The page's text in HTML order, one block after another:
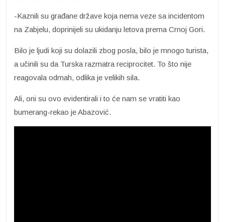
-Kaznili su građane države koja nema veze sa incidentom
na Zabjelu, doprinijeli su ukidanju letova prema Crnoj Gori.
Bilo je ljudi koji su dolazili zbog posla, bilo je mnogo turista,
a učinili su da Turska razmatra reciprocitet. To što nije
reagovala odmah, odlika je velikih sila.
Ali, oni su ovo evidentirali i to će nam se vratiti kao
bumerang-rekao je Abazović.